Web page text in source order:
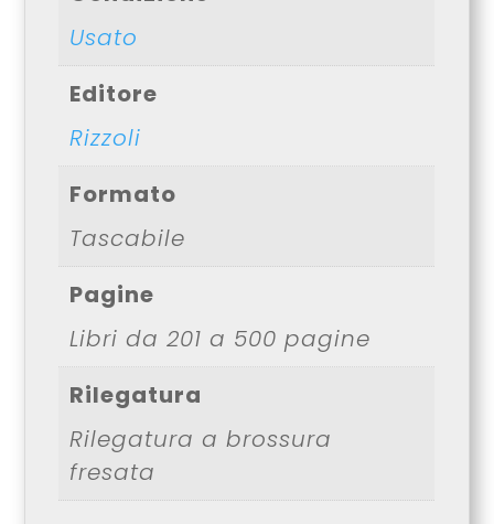
Usato
Editore
Rizzoli
Formato
Tascabile
Pagine
Libri da 201 a 500 pagine
Rilegatura
Rilegatura a brossura
fresata